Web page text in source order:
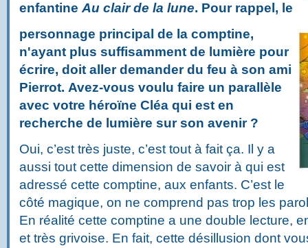
enfantine Au clair de la lune. Pour rappel, le
personnage principal de la comptine,
n'ayant plus suffisamment de lumière pour
écrire, doit aller demander du feu à son ami
Pierrot. Avez-vous voulu faire un parallèle
avec votre héroïne Cléa qui est en
recherche de lumière sur son avenir ?
Oui, c’est très juste, c’est tout à fait ça. Il y a
aussi tout cette dimension de savoir à qui est
adressé cette comptine, aux enfants. C’est le
côté magique, on ne comprend pas trop les
En réalité cette comptine a une double lecture,
et très grivoise. En fait, cette désillusion dont